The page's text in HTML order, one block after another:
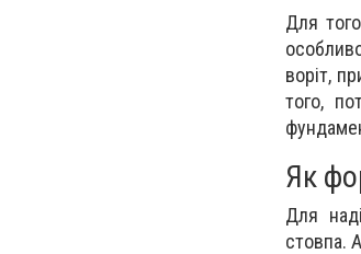
Для
воріт,
того,
Як
Для
стовпа.